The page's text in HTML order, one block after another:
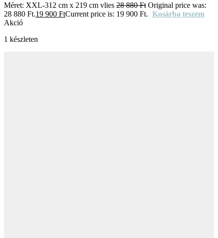
Méret: XXL-312 cm x 219 cm vlies 28 880Ft Original price was:
28 880 Ft.19 900 FtCurrent price is: 19 900 Ft. Kosárba teszem
Akció
1 készleten